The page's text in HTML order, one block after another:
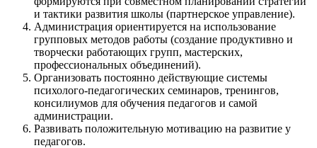
и тактики развития школы (партнерское управление).
Администрация ориентируется на использование
групповых методов работы (создание продуктивно и
творчески работающих групп, мастерских,
профессиональных объединений).
Организовать постоянно действующие системы
психолого-педагогических семинаров, тренингов,
консилиумов для обучения педагогов и самой
администрации.
Развивать положительную мотивацию на развитие у
педагогов.